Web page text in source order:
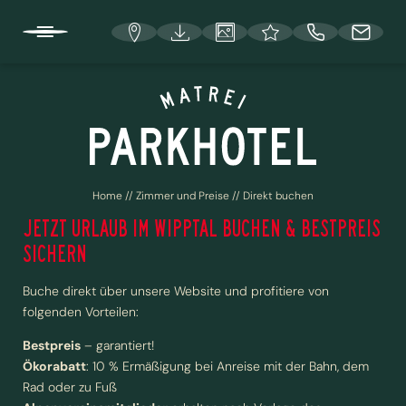
HOTEL UND INFO
ZIMMER UND PREISE
Unsere Zimmer
Inklusivleistungen
Buchungsinfos
Angebote
Home// Zimmer und Preise// Direkt buchen
JETZT URLAUB IM WIPPTAL BUCHEN & BESTPREIS
SICHERN
Buche direkt über unsere Website und profitiere von
folgenden Vorteilen:
Bestpreis – garantiert!
Ökorabatt: 10 % Ermäßigung bei Anreise mit der Bahn, dem
Rad oder zu Fuß